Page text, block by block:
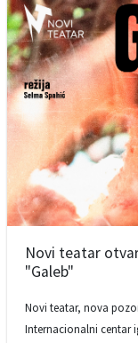
Novi teatar
"Galeb"
Novi teatar, nova
Internacionalni centar